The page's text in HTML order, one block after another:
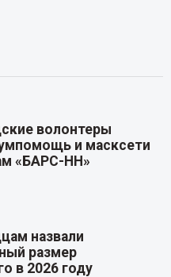
волонтеры
и масксети
«БАРС-НН»
назвали
размер
в 2026 году